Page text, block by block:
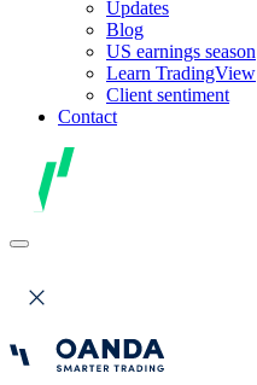
Updates
Blog
US earnings season
Learn TradingView
Client sentiment
Contact